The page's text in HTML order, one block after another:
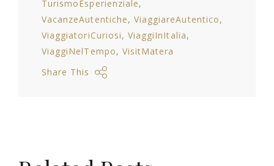
TurismoEsperienziale
VacanzeAutentiche
ViaggiareAutentico
ViaggiatoriCuriosi
ViaggiInItalia
ViaggiNelTempo
VisitMatera
Share This